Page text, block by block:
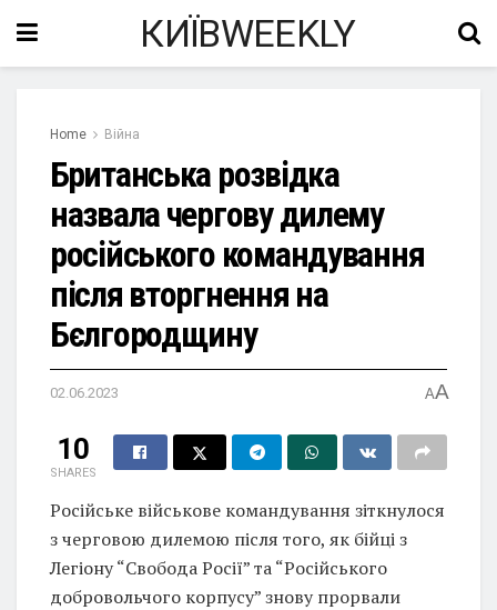
КИЇВWEEKLY
Home Війна
Британська розвідка
назвала чергову дилему
російського командування
після вторгнення на
Бєлгородщину
02.06.2023 AA
10
SHARES
Російське військове командування зіткнулося
з черговою дилемою після того, як бійці з
Легіону “Свобода Росії” та “Російського
добровольчого корпусу” знову прорвали